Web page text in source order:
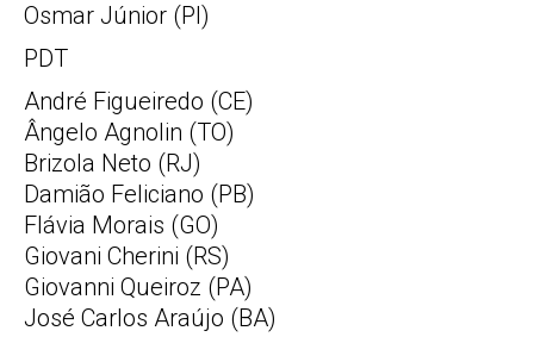
Osmar Júnior (PI)
PDT
André Figueiredo (CE)
Ângelo Agnolin (TO)
Brizola Neto (RJ)
Damião Feliciano (PB)
Flávia Morais (GO)
Giovani Cherini (RS)
Giovanni Queiroz (PA)
José Carlos Araújo (BA)